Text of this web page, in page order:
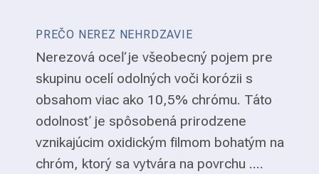
PREČO NEREZ NEHRDZAVIE
Nerezová oceľ je všeobecný pojem pre
skupinu ocelí odolných voči korózii s
obsahom viac ako 10,5% chrómu. Táto
odolnosť je spôsobená prirodzene
vznikajúcim oxidickým filmom bohatým na
chróm, ktorý sa vytvára na povrchu ....